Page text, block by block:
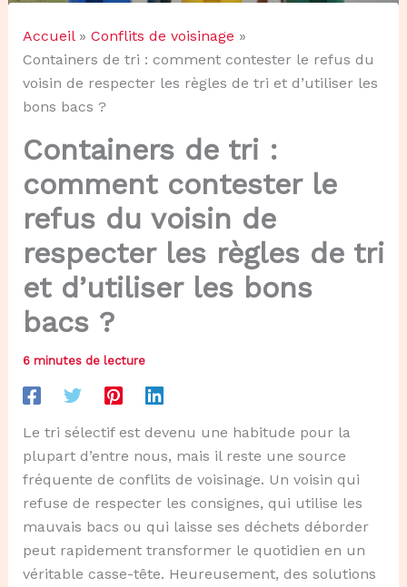
Accueil
Conflits de voisinage
Containers de tri : comment contester le refus du
voisin de respecter les règles de tri et d’utiliser les
bons bacs ?
Containers de tri :
comment contester le
refus du voisin de
respecter les règles de tri
et d’utiliser les bons
bacs ?
6 minutes de lecture
Le tri sélectif est devenu une habitude pour la
plupart d’entre nous, mais il reste une source
fréquente de conflits de voisinage. Un voisin qui
refuse de respecter les consignes, qui utilise les
mauvais bacs ou qui laisse ses déchets déborder
peut rapidement transformer le quotidien en un
véritable casse-tête. Heureusement, des solutions